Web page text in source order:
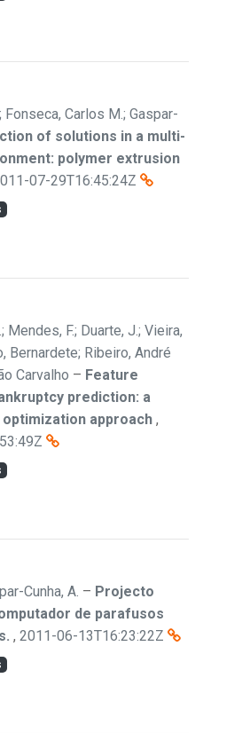
Fonseca, Carlos M.; Gaspar-
of solutions in a multi-
polymer extrusion
07-29T16:45:24Z
Mendes, F.; Duarte, J.; Vieira,
Bernardete; Ribeiro, André
Carvalho – Feature
prediction: a
approach ,
Cunha, A. – Projecto
de parafusos
, 2011-06-13T16:23:22Z